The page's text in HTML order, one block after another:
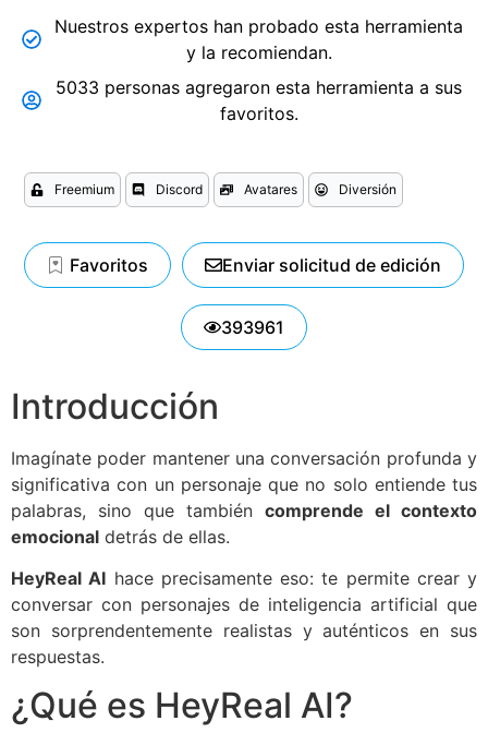
Nuestros expertos han probado esta herramienta
y la recomiendan.
5033 personas agregaron esta herramienta a sus
favoritos.
Freemium Discord Avatares Diversión
Favoritos Enviar solicitud de edición
393961
Introducción
Imagínate poder mantener una conversación profunda y
significativa con un personaje que no solo entiende tus
palabras, sino que también comprende el contexto
emocional detrás de ellas.
HeyReal AI hace precisamente eso: te permite crear y
conversar con personajes de inteligencia artificial que
son sorprendentemente realistas y auténticos en sus
respuestas.
¿Qué es HeyReal AI?